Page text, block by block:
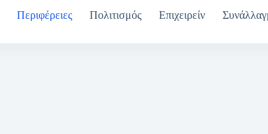
Περιφέρειες Πολιτισμός Επιχειρείν